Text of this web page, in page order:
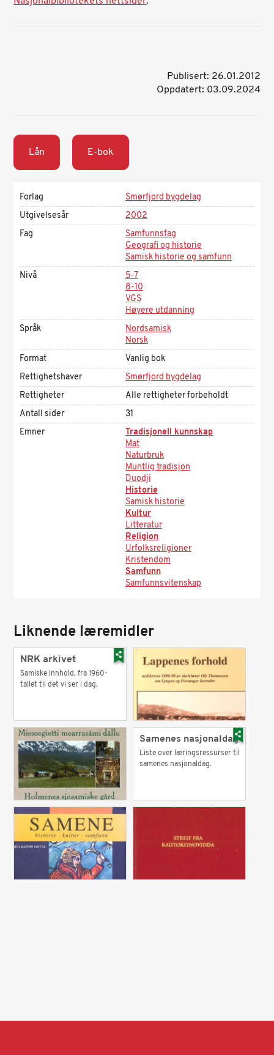
Publisert: 26.01.2012
Oppdatert: 03.09.2024
Lån E-bok
Forlag
Smørfjord bygdelag
Utgivelsesår
2002
Fag
Samfunnsfag
Geografi og historie
Samisk historie og samfunn
Nivå
5-7
8-10
VGS
Høyere utdanning
Språk
Nordsamisk
Norsk
Format
Vanlig bok
Rettighetshaver
Smørfjord bygdelag
Rettigheter
Alle rettigheter forbeholdt
Antall sider
31
Emner
Tradisjonell kunnskap
Mat
Naturbruk
Muntlig tradisjon
Duodji
Historie
Samisk historie
Kultur
Litteratur
Religion
Urfolksreligioner
Kristendom
Samfunn
Samfunnsvitenskap
Liknende læremidler
NRK arkivet
Samiske innhold, fra 1960-
tallet til det vi ser i dag.
Samenes nasjonaldag
Liste over læringsressurser til
samenes nasjonaldag.